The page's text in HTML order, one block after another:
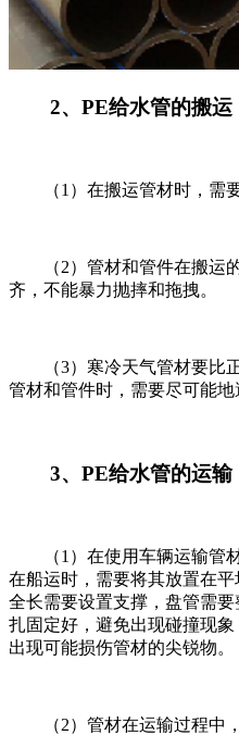
2、 PE给水管的搬运
（1 ）在搬运管材时，需
（2）管材和管件在搬运
齐，不能暴力抛摔和拖拽。
（3）寒冷天气管材要比
管材和管件时，需要尽可能地
3、 PE给水管的运输
（1 ）在使用车辆运输管
在船运时，需要将其放置在
全长需要设置支撑，盘管需
扎固定好，避免出现碰撞现
出现可能损伤管材的尖锐物。
（2）管材在运输过程中